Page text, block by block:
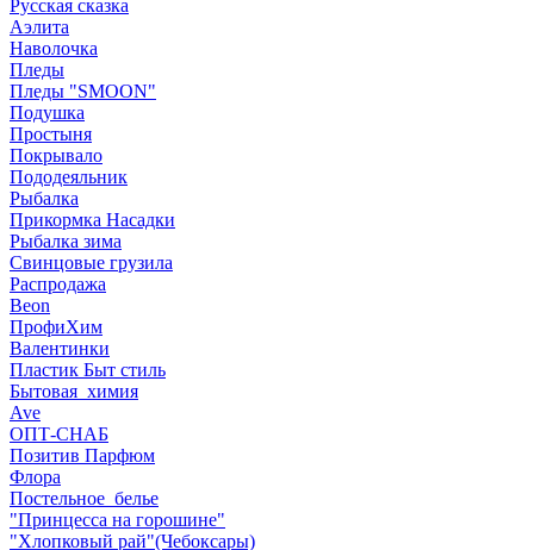
Русская сказка
Аэлита
Наволочка
Пледы
Пледы "SMOON"
Подушка
Простыня
Покрывало
Пододеяльник
Рыбалка
Прикормка Насадки
Рыбалка зима
Свинцовые грузила
Распродажа
Beon
ПрофиХим
Валентинки
Пластик Быт стиль
Бытовая_химия
Ave
ОПТ-СНАБ
Позитив Парфюм
Флора
Постельное_белье
"Принцесса на горошине"
"Хлопковый рай"(Чебоксары)